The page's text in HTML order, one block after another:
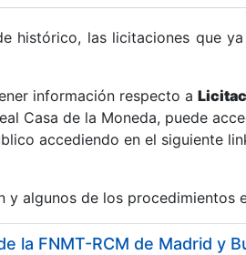
histórico, las licitaciones que
información respecto a
Casa de la Moneda, puede
accediendo en el siguiente
y algunos de los procedimientos
la FNMT-RCM de Madrid y